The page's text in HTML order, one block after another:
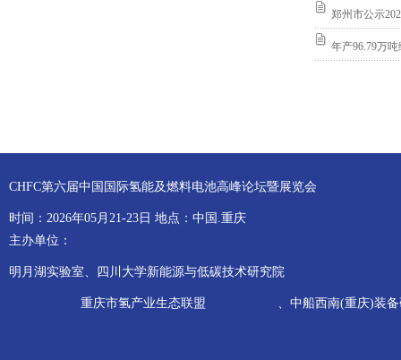
郑州市公示
年产96.79万
CHFC第六届中国国际氢能及燃料电池高峰论坛暨展览会
时间：2026年05月21-23日 地点：中国.重庆
主办单位：
明月湖实验室、四川大学新能源与低碳技术研究院
重庆市氢产业生态联盟 、中船西南(重庆)装